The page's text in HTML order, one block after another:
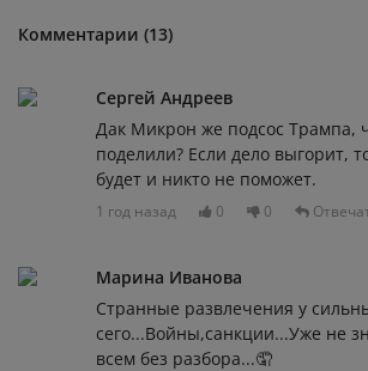
Комментарии (13)
Сергей Андреев
Дак Микрон же подсос Трампа,
поделили? Если дело выгорит,
будет и никто не поможет.
1 год назад 0 0
Марина Иванова
Странные развлечения у
сего...Войны,санкции...Уже не
всем без разбора...🤦